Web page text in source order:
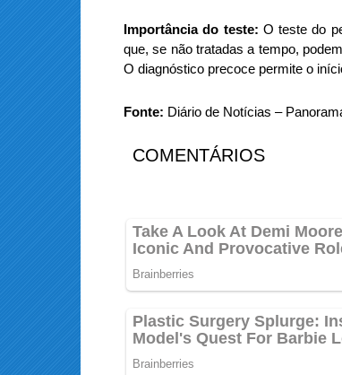
Importância do teste: O teste do
que, se não tratadas a tempo,
O diagnóstico precoce permite o
Fonte: Diário de Notícias –
COMENTÁRIOS